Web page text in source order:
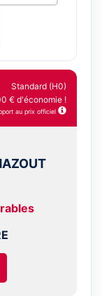
Standard (H0)
€ d'économie !
au prix officiel